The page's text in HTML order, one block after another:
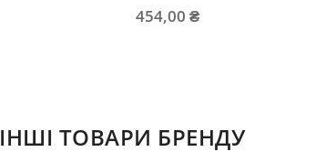
454,00 ₴
ІНШІ ТОВАРИ БРЕНДУ